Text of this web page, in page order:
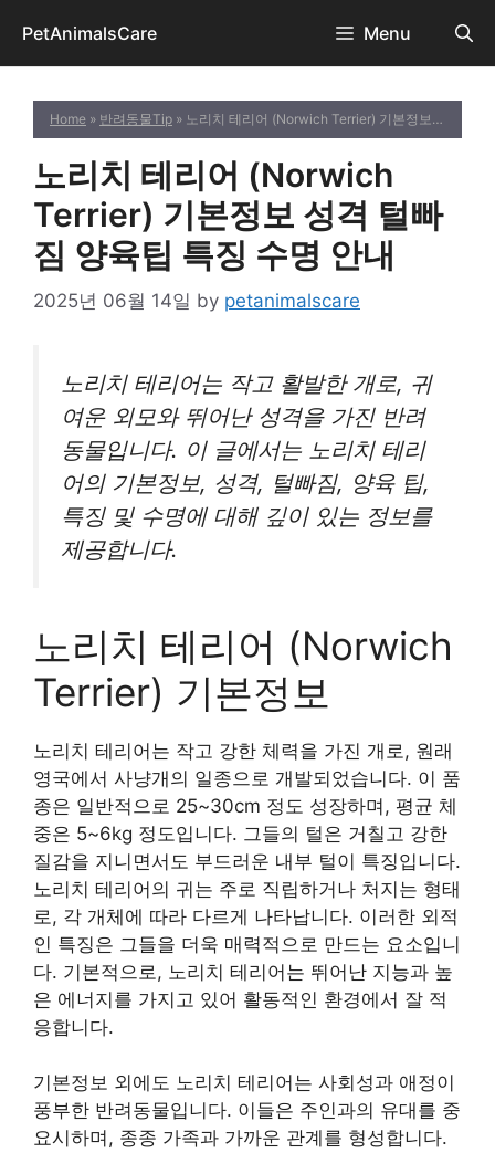
content
PetAnimalsCare Menu
Home » 반려동물Tip » 노리치 테리어 (Norwich Terrier) 기본정보 성격 털빠짐 양육팁 특징 수명 안내
노리치 테리어 (Norwich
Terrier) 기본정보 성격 털빠
짐 양육팁 특징 수명 안내
2025년 06월 14일 by petanimalscare
노리치 테리어는 작고 활발한 개로, 귀
여운 외모와 뛰어난 성격을 가진 반려
동물입니다. 이 글에서는 노리치 테리
어의 기본정보, 성격, 털빠짐, 양육 팁,
특징 및 수명에 대해 깊이 있는 정보를
제공합니다.
노리치 테리어 (Norwich
Terrier) 기본정보
노리치 테리어는 작고 강한 체력을 가진 개로, 원래
영국에서 사냥개의 일종으로 개발되었습니다. 이 품
종은 일반적으로 25~30cm 정도 성장하며, 평균 체
중은 5~6kg 정도입니다. 그들의 털은 거칠고 강한
질감을 지니면서도 부드러운 내부 털이 특징입니다.
노리치 테리어의 귀는 주로 직립하거나 처지는 형태
로, 각 개체에 따라 다르게 나타납니다. 이러한 외적
인 특징은 그들을 더욱 매력적으로 만드는 요소입니
다. 기본적으로, 노리치 테리어는 뛰어난 지능과 높
은 에너지를 가지고 있어 활동적인 환경에서 잘 적
응합니다.
기본정보 외에도 노리치 테리어는 사회성과 애정이
풍부한 반려동물입니다. 이들은 주인과의 유대를 중
요시하며, 종종 가족과 가까운 관계를 형성합니다.